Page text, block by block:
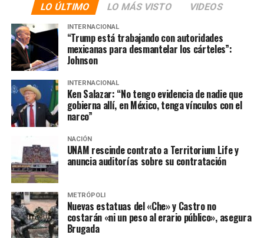
Tras la serie de acusaciones lanzadas en contra del ex
líder nacional del PAN por presuntas transacciones
inmobiliarias irregulares y lavado de dinero, Ricardo
Anaya desciende dos puntos porcentuales al pasar de 23
por ciento a 21 por ciento y se ubica 14 puntos abajo de
López Obrador.
Por su parte, el abanderado priísta también cayó dos
puntos porcentuales: en enero mantenía 18 por ciento
de la preferencia del electorado mientras que en febrero
obtuvo 16 puntos. La caída de Meade lo sitúa en un
tercer lugar con 19 puntos abajo del tres veces
candidato a la Presidencia de la República.
LO ÚLTIMO LO MÁS VISTO VIDEOS
INTERNACIONAL
“Trump está trabajando con autoridades
mexicanas para desmantelar los cárteles”:
Johnson
INTERNACIONAL
Ken Salazar: “No tengo evidencia de nadie que
gobierna allí, en México, tenga vínculos con el
narco”
NACIÓN
UNAM rescinde contrato a Territorium Life y
anuncia auditorías sobre su contratación
METRÓPOLI
Nuevas estatuas del «Che» y Castro no
costarán «ni un peso al erario público», asegura
Brugada